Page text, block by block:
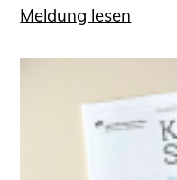
Meldung lesen